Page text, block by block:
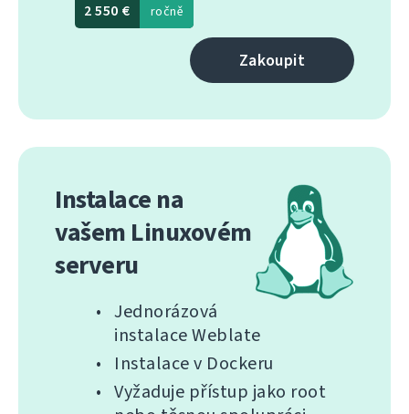
2 550 € ročně
Zakoupit
Instalace na
vašem Linuxovém
serveru
Jednorázová
instalace Weblate
Instalace v Dockeru
Vyžaduje přístup jako root